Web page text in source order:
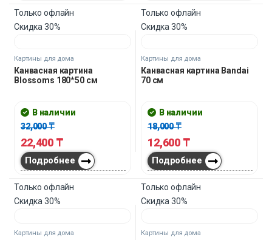
Только офлайн
Скидка30%
Картины для дома
Канвасная картина
Blossoms 180*50 см
Только офлайн
Скидка30%
Картины для дома
Канвасная картина Bandai
70 см